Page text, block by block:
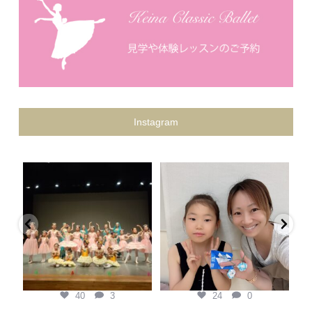
Instagram
7月 20
40 3
40 3
県外から私を見つけてくれて、
『この先生がいい！』と本人の意
思で通ってくれている生徒
...
7月 6
24 0
24 0